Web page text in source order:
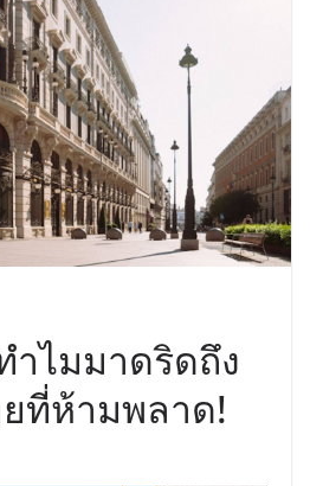
ำไมมาดริดถึง
ที่ห้ามพลาด!